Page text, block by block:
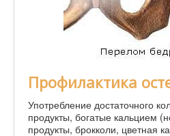
Профилактика
Употребление достаточного
продукты, богатые кальцием
продукты, брокколи, цветная